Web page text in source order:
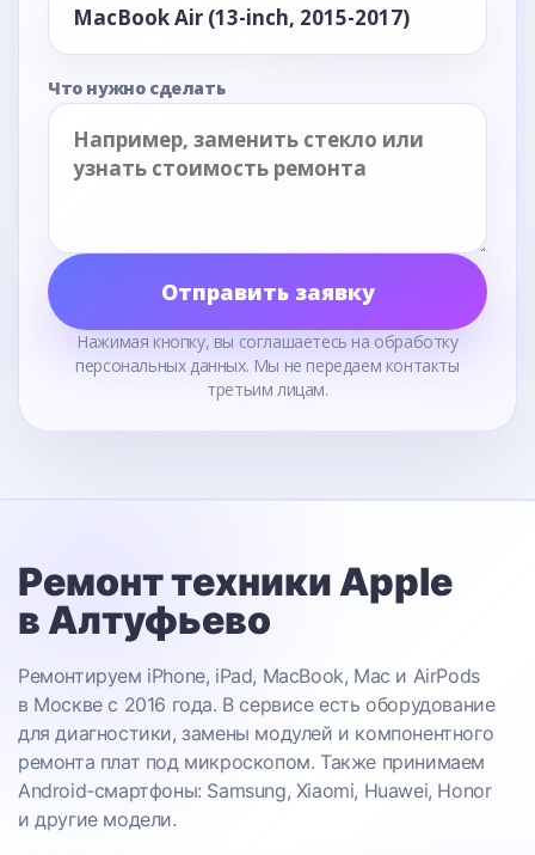
Что нужно сделать
Отправить заявку
Нажимая кнопку, вы соглашаетесь на обработку
персональных данных. Мы не передаем контакты
третьим лицам.
Ремонт техники Apple
в Алтуфьево
Ремонтируем iPhone, iPad, MacBook, Mac и AirPods
в Москве с 2016 года. В сервисе есть оборудование
для диагностики, замены модулей и компонентного
ремонта плат под микроскопом. Также принимаем
Android-смартфоны: Samsung, Xiaomi, Huawei, Honor
и другие модели.